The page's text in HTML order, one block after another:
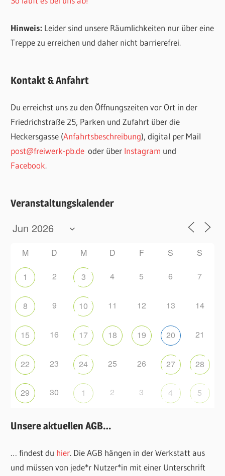
Hinweis: Leider sind unsere Räumlichkeiten nur über eine
Treppe zu erreichen und daher nicht barrierefrei.
Kontakt & Anfahrt
Du erreichst uns zu den Öffnungszeiten vor Ort in der
Friedrichstraße 25, Parken und Zufahrt über die
Heckersgasse (Anfahrtsbeschreibung), digital per Mail
post@freiwerk-pb.de oder über Instagram und
Facebook.
Veranstaltungskalender
M D M D F S S
1 2 3 4 5 6 7
8 9 10 11 12 13 14
15 16 17 18 19 20 21
22 23 24 25 26 27 28
29 30 1 2 3 4 5
Unsere aktuellen AGB…
… findest du hier. Die AGB hängen in der Werkstatt aus
und müssen von jede*r Nutzer*in mit einer Unterschrift